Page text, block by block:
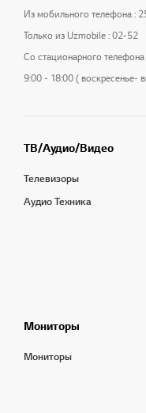
Из мобильного телефона :
Только из Uzmobile : 02-52
Со стационарного
9:00 - 18:00 ( воскресенье-
ТВ/Аудио/Видео
Телевизоры
Аудио Техника
Мониторы
Мониторы